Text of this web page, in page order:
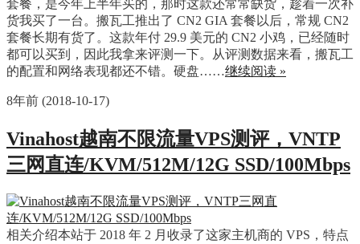
套餐，是今年上半年买的，那时这款还常常缺货，趁着一次补
货我买了一台。搬瓦工推出了 CN2 GIA 套餐以后，常规 CN2
套餐长期有货了。这款年付 29.9 美元的 CN2 小鸡，已经随时
都可以买到，因此我拿来评测一下。从评测数据来看，搬瓦工
的配置和网络表现都还不错。硬盘……继续阅读 »
8年前 (2018-10-17)
Vinahost越南不限流量VPS测评，VNTP
三网直连/KVM/512M/12G SSD/100Mbps
相关介绍本站于 2018 年 2 月收录了这家主机商的 VPS，特点